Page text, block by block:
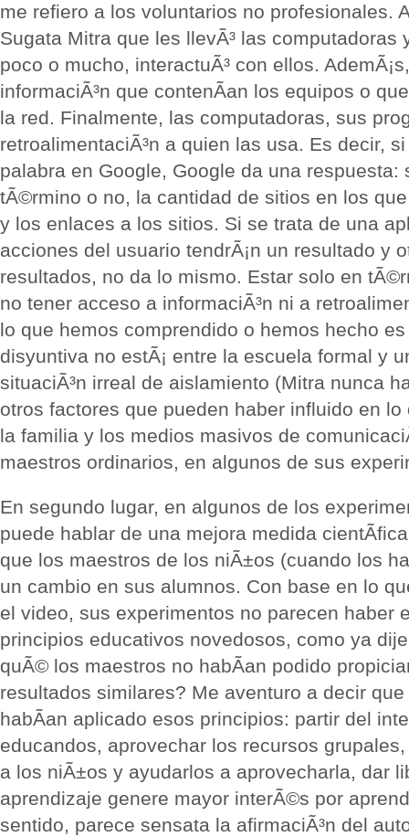
me refiero a los voluntarios no profesionales.
Sugata Mitra que les llevÃ³ las computadoras
poco o mucho, interactuÃ³ con ellos.
informaciÃ³n que contenÃ­an los equipos o
la red. Finalmente, las computadoras, sus
retroalimentaciÃ³n a quien las usa. Es decir,
palabra en Google, Google da una respuesta:
tÃ©rmino o no, la cantidad de sitios en los
y los enlaces a los sitios. Si se trata de una
acciones del usuario tendrÃ¡n un resultado y
resultados, no da lo mismo. Estar solo en
no tener acceso a informaciÃ³n ni a
lo que hemos comprendido o hemos hecho
disyuntiva no estÃ¡ entre la escuela formal y
situaciÃ³n irreal de aislamiento (Mitra nunca
otros factores que pueden haber influido en lo
la familia y los medios masivos de
maestros ordinarios, en algunos de sus
En segundo lugar, en algunos de los
puede hablar de una mejora medida
que los maestros de los niÃ±os (cuando los
un cambio en sus alumnos. Con base en lo
el video, sus experimentos no parecen haber
principios educativos novedosos, como ya
quÃ© los maestros no habÃ­an podido
resultados similares? Me aventuro a decir que
habÃ­an aplicado esos principios: partir del
educandos, aprovechar los recursos
a los niÃ±os y ayudarlos a aprovecharla, dar
aprendizaje genere mayor interÃ©s por
sentido, parece sensata la afirmaciÃ³n del